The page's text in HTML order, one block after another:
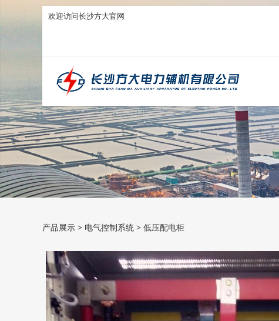
欢迎访问长沙方大官网
低压配电柜
产品展示 > 电气控制系统 > 低压配电柜